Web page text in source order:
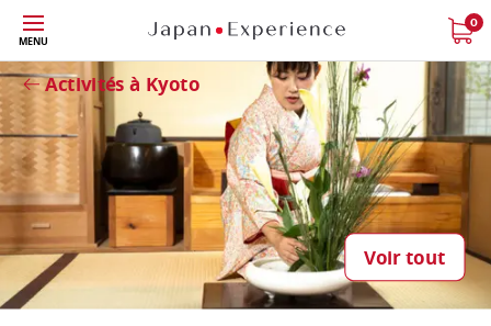
Skip
to
main
content
MENU
0
Activités à Kyoto
Voir tout
Fermer